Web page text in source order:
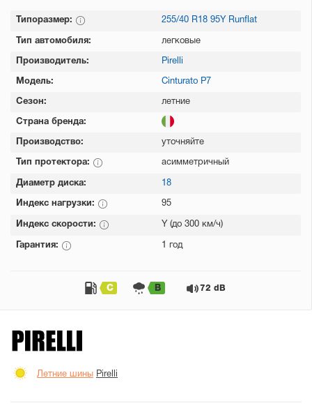
Типоразмер: 255/40 R18 95Y Runflat
Тип автомобиля: легковые
Производитель: Pirelli
Модель: Cinturato P7
Сезон: летние
Страна бренда:
Производство: уточняйте
Тип протектора: асимметричный
Диаметр диска: 18
Индекс нагрузки: 95
Индекс скорости: Y (до 300 км/ч)
Гарантия: 1 год
C B 72 dB
Летние шины Pirelli